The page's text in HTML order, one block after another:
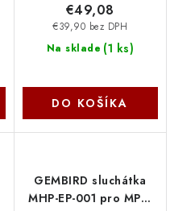
Na sklade (1 ks)
€39,90 bez DPH
€49,08
DO KOŠÍKA
GEMBIRD sluchátka
MHP-EP-001 pro MP3,